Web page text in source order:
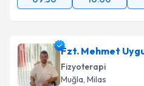
Fzt. Mehmet
Fizyoterapi
Muğla, Milas